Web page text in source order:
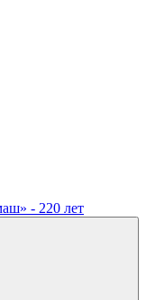
- 220 лет